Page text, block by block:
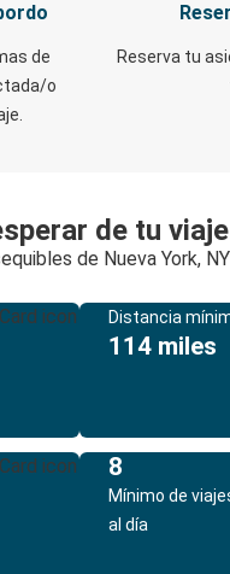
de
o
Reserva tu
de tu viaje
de Nueva York,
Distancia
114 miles
8
Mínimo de
al día